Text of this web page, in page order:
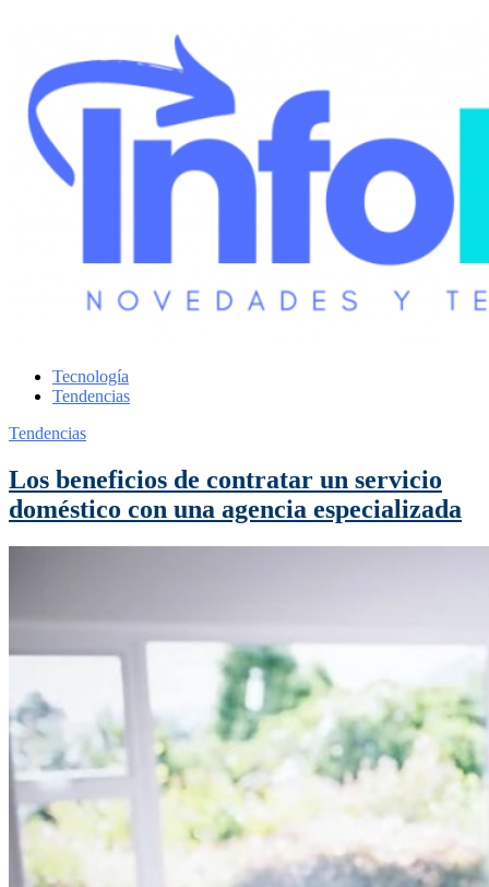
Tecnología
Tendencias
Tendencias
Los beneficios de contratar un servicio
doméstico con una agencia especializada